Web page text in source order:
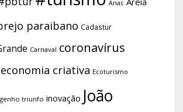
Anac
paraibano Cadastur
Carnaval coronavírus
economia criativa Ecoturismo
triunfo inovação João